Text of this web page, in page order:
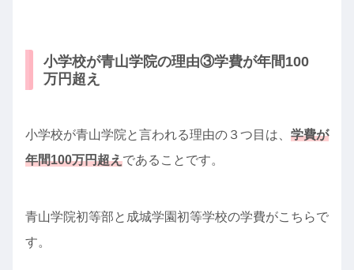
小学校が青山学院の理由③学費が年間100
万円超え
小学校が青山学院と言われる理由の３つ目は、 学費が
年間100万円超えであることです。
青山学院初等部と成城学園初等学校の学費がこちらで
す。